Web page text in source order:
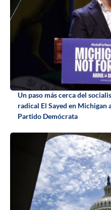
Un paso más cerca del
radical El Sayed en
Partido Demócrata